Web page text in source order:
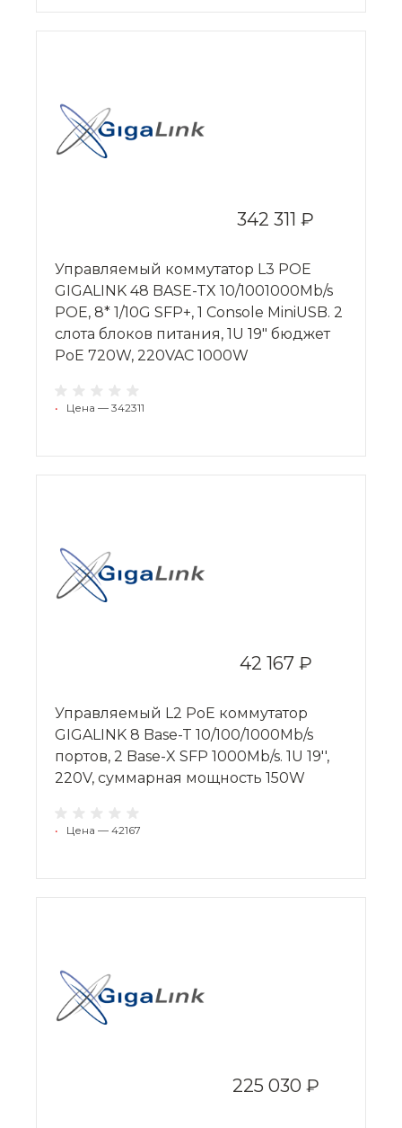
342 311 ₽
Управляемый коммутатор L3 POE
GIGALINK 48 BASE-TX 10/1001000Mb/s
POE, 8* 1/10G SFP+, 1 Console MiniUSB. 2
слота блоков питания, 1U 19" бюджет
PoE 720W, 220VAC 1000W
• Цена — 342311
42 167 ₽
Управляемый L2 PoE коммутатор
GIGALINK 8 Base-T 10/100/1000Mb/s
портов, 2 Base-X SFP 1000Mb/s. 1U 19'',
220V, суммарная мощность 150W
• Цена — 42167
225 030 ₽